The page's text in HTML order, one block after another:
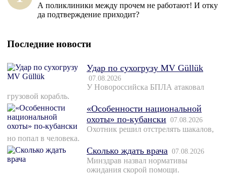
А поликлиники между прочем не работают! И отку
да подтверждение приходит?
Последние новости
Удар по сухогрузу MV Güllük
07.08.2026
У Новороссийска БПЛА атаковал
грузовой корабль.
«Особенности национальной
охоты» по-кубански 07.08.2026
Охотник решил отстрелять шакалов,
но попал в человека.
Сколько ждать врача 07.08.2026
Минздрав назвал нормативы
ожидания скорой помощи.